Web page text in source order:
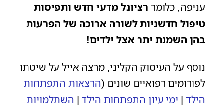
עניפה, כלומר רציונל מדעי חדש ותפיסות
טיפול חדשניות לשורה ארוכה של הפרעות
בהן השמנת יתר אצל ילדים!
נוסף על העיסוק הקליני, מרצה אייל על שיטתו
לפורומים רפואיים שונים (הרצאות התפתחות
הילד | ימי עיון התפתחות הילד | השתלמויות